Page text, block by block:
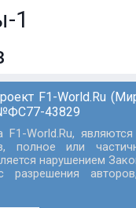
1
F1-World.Ru
43829
World.Ru,
полное или
нарушением
разрешения